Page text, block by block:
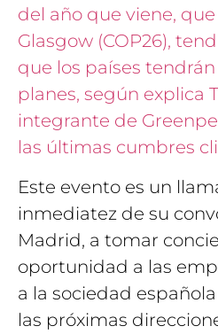
del año que viene,
Glasgow (COP26),
que los países
planes, según explica
integrante de
las últimas cumbres
Este evento es un
inmediatez de su
Madrid, a tomar
oportunidad a las
a la sociedad
las próximas